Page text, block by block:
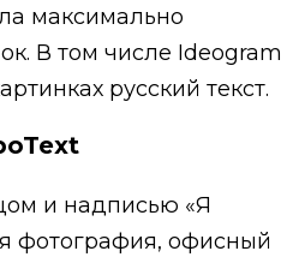
максимально
В том числе Ideogram
русский текст.
и надписью «Я
фотография, офисный